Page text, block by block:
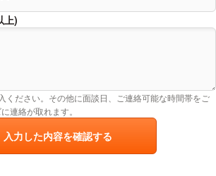
上)
ください。その他に面談日、ご連絡可能な時間帯をご
連絡が取れます。
入力した内容を確認する